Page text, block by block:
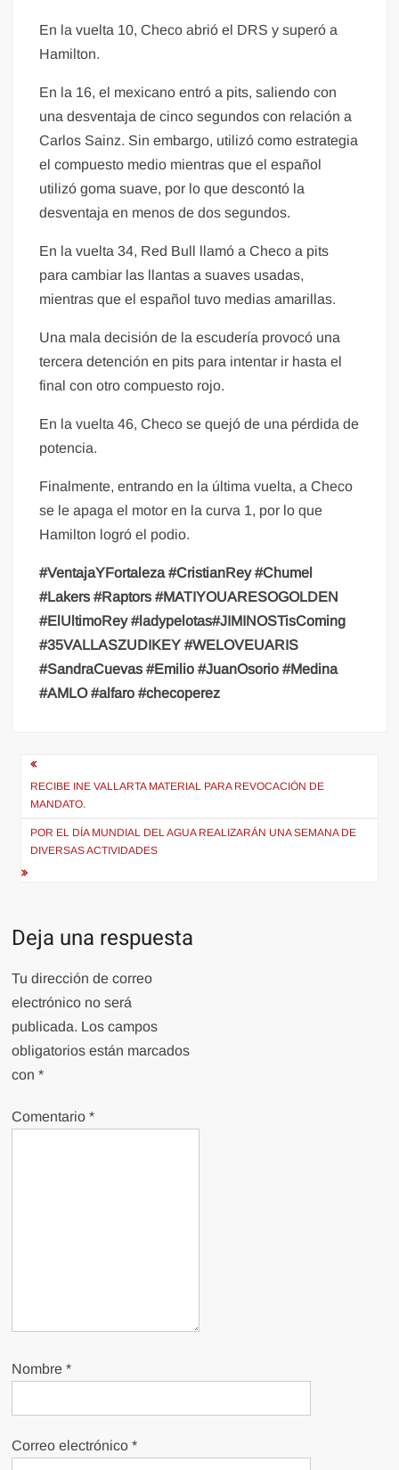
En la vuelta 10, Checo abrió el DRS y superó a
Hamilton.
En la 16, el mexicano entró a pits, saliendo con
una desventaja de cinco segundos con relación a
Carlos Sainz. Sin embargo, utilizó como estrategia
el compuesto medio mientras que el español
utilizó goma suave, por lo que descontó la
desventaja en menos de dos segundos.
En la vuelta 34, Red Bull llamó a Checo a pits
para cambiar las llantas a suaves usadas,
mientras que el español tuvo medias amarillas.
Una mala decisión de la escudería provocó una
tercera detención en pits para intentar ir hasta el
final con otro compuesto rojo.
En la vuelta 46, Checo se quejó de una pérdida de
potencia.
Finalmente, entrando en la última vuelta, a Checo
se le apaga el motor en la curva 1, por lo que
Hamilton logró el podio.
#VentajaYFortaleza #CristianRey #Chumel
#Lakers #Raptors #MATIYOUARESOGOLDEN
#ElUltimoRey #ladypelotas#JIMINOSTisComing
#35VALLASZUDIKEY #WELOVEUARIS
#SandraCuevas #Emilio #JuanOsorio #Medina
#AMLO #alfaro #checoperez
Navegación
de
entradas
RECIBE INE VALLARTA MATERIAL PARA REVOCACIÓN DE
MANDATO.
POR EL DÍA MUNDIAL DEL AGUA REALIZARÁN UNA SEMANA DE
DIVERSAS ACTIVIDADES
Deja una respuesta
Tu dirección de correo
electrónico no será
publicada. Los campos
obligatorios están marcados
con*
Comentario*
Nombre*
Correo electrónico*